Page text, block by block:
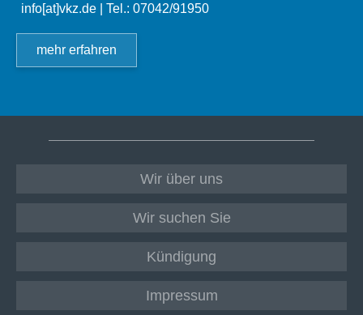
info[at]vkz.de | Tel.: 07042/91950
mehr erfahren
Wir über uns
Wir suchen Sie
Kündigung
Impressum